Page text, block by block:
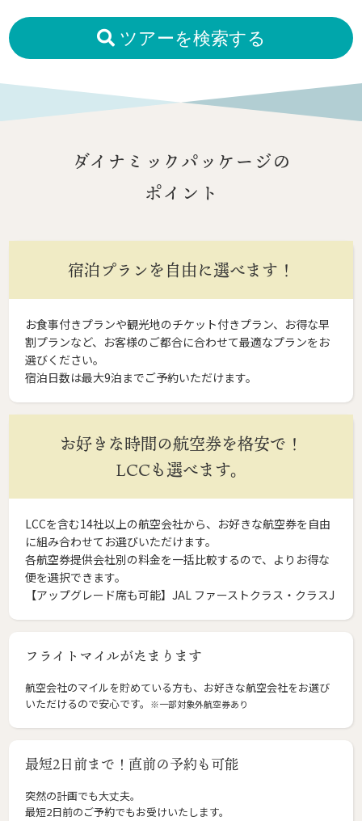
ツアーを検索する
ダイナミックパッケージの
ポイント
宿泊プランを自由に選べます！
お食事付きプランや観光地のチケット付きプラン、お得な早
割プランなど、お客様のご都合に合わせて最適なプランをお
選びください。
宿泊日数は最大9泊までご予約いただけます。
お好きな時間の航空券を格安で！
LCCも選べます。
LCCを含む14社以上の航空会社から、お好きな航空券を自由
に組み合わせてお選びいただけます。
各航空券提供会社別の料金を一括比較するので、よりお得な
便を選択できます。
【アップグレード席も可能】JAL ファーストクラス・クラスJ
フライトマイルがたまります
航空会社のマイルを貯めている方も、お好きな航空会社をお選び
いただけるので安心です。
※一部対象外航空券あり
最短2日前まで！直前の予約も可能
突然の計画でも大丈夫。
最短2日前のご予約でもお受けいたします。